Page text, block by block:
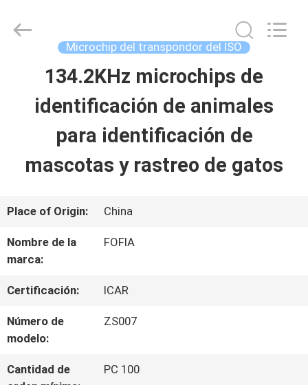
HOGAR
PRODUCTOS
VIDEOS
NOSOTROS
DE
LA
Fofia
Microchip del transpondor del ISO
134.2KHz microchips de
identificación de animales
para identificación de
mascotas y rastreo de gatos
Place of Origin: China
Nombre de la
marca:
FOFIA
Certificación: ICAR
Número de
modelo:
ZS007
Cantidad de
PC 100